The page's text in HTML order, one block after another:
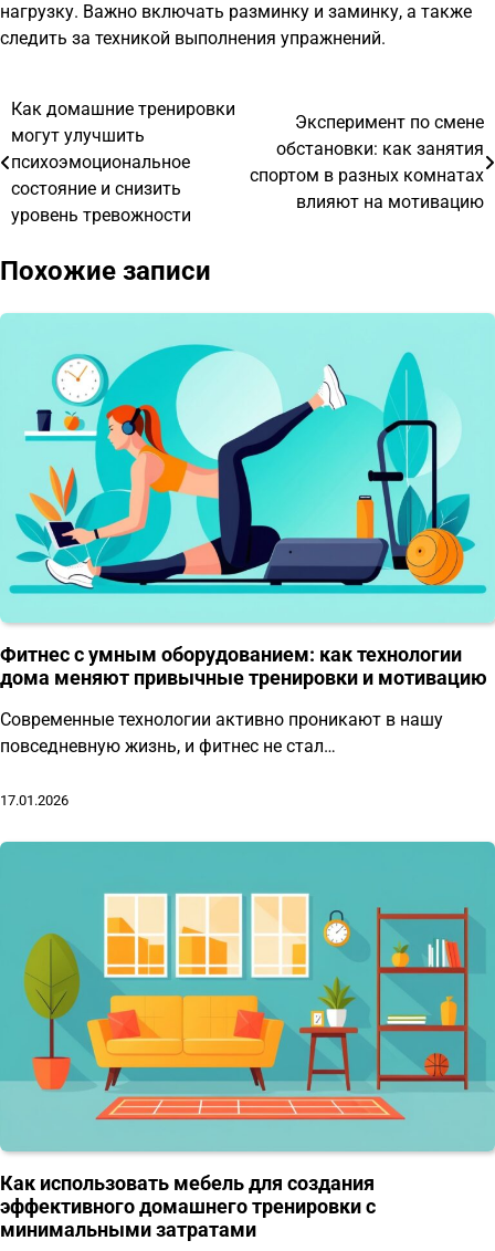
нагрузку. Важно включать разминку и заминку, а также
следить за техникой выполнения упражнений.
Навигация
по
записям
Как домашние тренировки
могут улучшить
психоэмоциональное
состояние и снизить
уровень тревожности
Эксперимент по смене
обстановки: как занятия
спортом в разных комнатах
влияют на мотивацию
Похожие записи
Фитнес с умным оборудованием: как технологии
дома меняют привычные тренировки и мотивацию
Современные технологии активно проникают в нашу
повседневную жизнь, и фитнес не стал…
17.01.2026
Как использовать мебель для создания
эффективного домашнего тренировки с
минимальными затратами